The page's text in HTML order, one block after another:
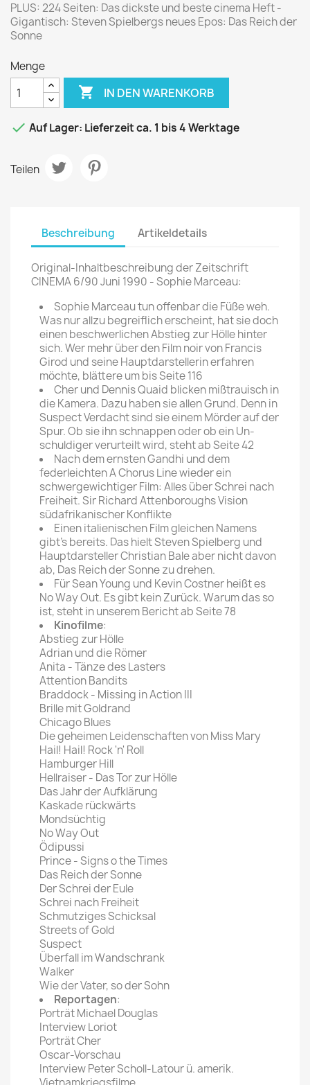
PLUS: 224 Seiten: Das dickste und beste cinema Heft -
Gigantisch: Steven Spielbergs neues Epos: Das Reich der
Sonne
Menge
 IN DEN WARENKORB
 Auf Lager: Lieferzeit ca. 1 bis 4 Werktage
Teilen
Beschreibung Artikeldetails
Original-Inhaltbeschreibung der Zeitschrift
CINEMA 6/90 Juni 1990 - Sophie Marceau:
Sophie Marceau tun offenbar die Füße weh.
Was nur allzu begreiflich erscheint, hat sie doch
einen beschwerlichen Abstieg zur Hölle hinter
sich. Wer mehr über den Film noir von Francis
Girod und seine Hauptdarstellerin erfahren
möchte, blättere um bis Seite 116
Cher und Dennis Quaid blicken mißtrauisch in
die Kamera. Dazu haben sie allen Grund. Denn in
Suspect ­Verdacht sind sie einem Mörder auf der
Spur. Ob sie ihn schnappen oder ob ein Un­
schuldiger verurteilt wird, steht ab Seite 42
Nach dem ernsten Gandhi und dem
federleichten A Chorus Line wieder ein
schwergewichtiger Film: Alles über Schrei nach
Freiheit. Sir Richard Attenboroughs Vision
südafrikanischer Konflikte
Einen italienischen Film gleichen Namens
gibt's bereits. Das hielt Steven Spielberg und
Hauptdarsteller Christian Bale aber nicht davon
ab, Das Reich der Sonne zu drehen.
Für Sean Young und Kevin Costner heißt es
No Way Out. Es gibt kein Zu­rück. Warum das so
ist, steht in unserem Bericht ab Seite 78
Kinofilme:
Abstieg zur Hölle
Adrian und die Römer
Anita - Tänze des Lasters
Attention Bandits
Braddock - Missing in Action III
Brille mit Goldrand
Chicago Blues
Die geheimen Leidenschaften von Miss Mary
Hail! Hail! Rock 'n' Roll
Hamburger Hill
Hellraiser - Das Tor zur Hölle
Das Jahr der Aufklärung
Kaskade rückwärts
Mondsüchtig
No Way Out
Ödipussi
Prince - Signs o the Times
Das Reich der Sonne
Der Schrei der Eule
Schrei nach Freiheit
Schmutziges Schicksal
Streets of Gold
Suspect
Überfall im Wandschrank
Walker
Wie der Vater, so der Sohn
Reportagen:
Porträt Michael Douglas
Interview Loriot
Porträt Cher
Oscar-Vorschau
Interview Peter Scholl-Latour ü. amerik.